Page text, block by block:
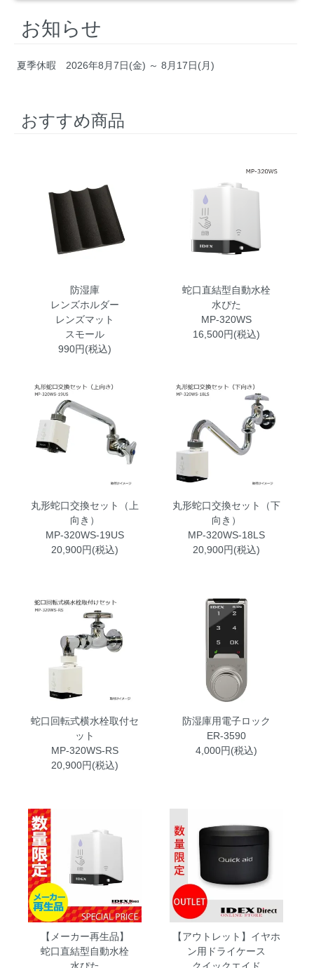
お知らせ
夏季休暇 2026年8月7日(金) ～ 8月17日(月)
おすすめ商品
防湿庫
レンズホルダー
レンズマット
スモール
990円(税込)
蛇口直結型自動水栓
水ぴた
MP-320WS
16,500円(税込)
丸形蛇口交換セット（上
向き）
MP-320WS-19US
20,900円(税込)
丸形蛇口交換セット（下
向き）
MP-320WS-18LS
20,900円(税込)
蛇口回転式横水栓取付セ
ット
MP-320WS-RS
20,900円(税込)
防湿庫用電子ロック
ER-3590
4,000円(税込)
【メーカー再生品】
蛇口直結型自動水栓
水ぴた
【アウトレット】イヤホ
ン用ドライケース
クイックエイド